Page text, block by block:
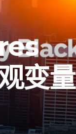
变量